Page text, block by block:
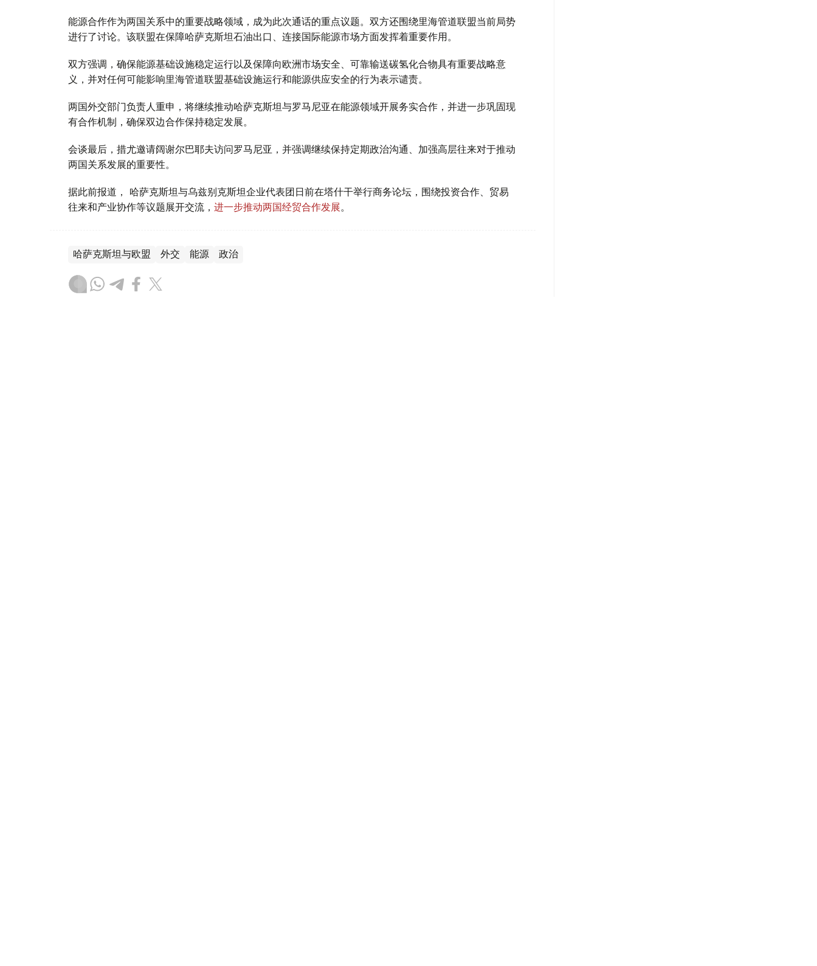
能源合作作为两国关系中的重要战略领域，成为此次通话的重点议题。双方还围绕里海管道联盟当前局势
进行了讨论。该联盟在保障哈萨克斯坦石油出口、连接国际能源市场方面发挥着重要作用。
双方强调，确保能源基础设施稳定运行以及保障向欧洲市场安全、可靠输送碳氢化合物具有重要战略意
义，并对任何可能影响里海管道联盟基础设施运行和能源供应安全的行为表示谴责。
两国外交部门负责人重申，将继续推动哈萨克斯坦与罗马尼亚在能源领域开展务实合作，并进一步巩固现
有合作机制，确保双边合作保持稳定发展。
会谈最后，措尤邀请阔谢尔巴耶夫访问罗马尼亚，并强调继续保持定期政治沟通、加强高层往来对于推动
两国关系发展的重要性。
据此前报道， 哈萨克斯坦与乌兹别克斯坦企业代表团日前在塔什干举行商务论坛，围绕投资合作、贸易
往来和产业协作等议题展开交流， 进一步推动两国经贸合作发展。
哈萨克斯坦与欧盟 外交 能源 政治